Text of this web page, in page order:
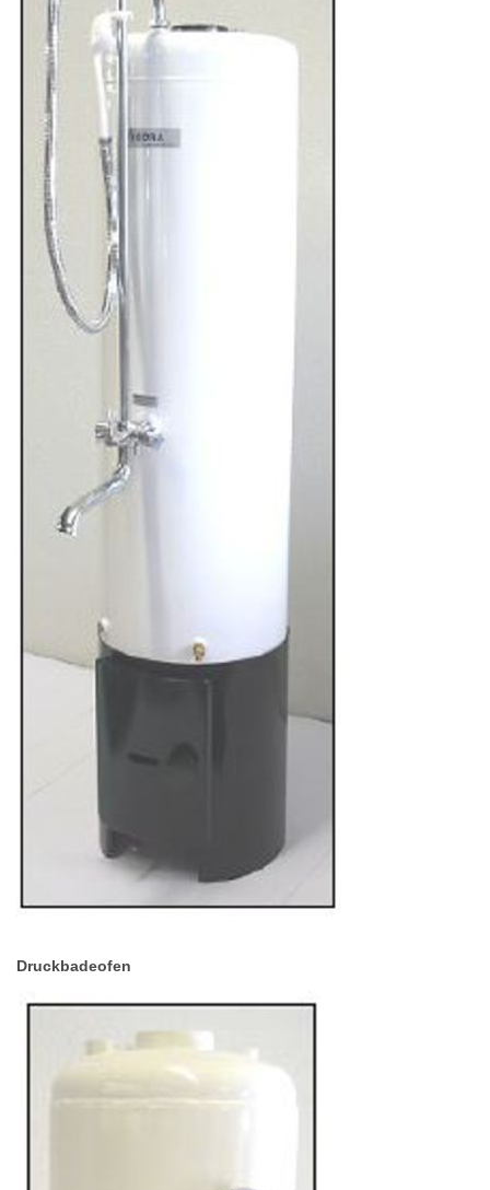
Druckbadeofen